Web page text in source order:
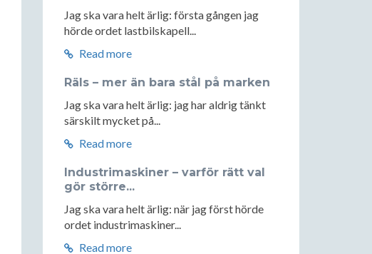
Jag ska vara helt ärlig: första gången jag
hörde ordet lastbilskapell...
Read more
Räls – mer än bara stål på marken
Jag ska vara helt ärlig: jag har aldrig tänkt
särskilt mycket på...
Read more
Industrimaskiner – varför rätt val
gör större...
Jag ska vara helt ärlig: när jag först hörde
ordet industrimaskiner...
Read more